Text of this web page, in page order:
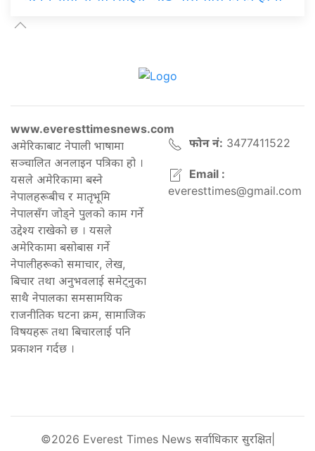
www.everesttimesnews.com
अमेरिकाबाट नेपाली भाषामा
सञ्चालित अनलाइन पत्रिका हो ।
यसले अमेरिकामा बस्ने
नेपालहरूबीच र मातृभूमि
नेपालसँग जोड्ने पुलको काम गर्ने
उद्देश्य राखेको छ । यसले
अमेरिकामा बसोबास गर्ने
नेपालीहरूको समाचार, लेख,
बिचार तथा अनुभवलाई समेट्नुका
साथै नेपालका समसामयिक
राजनीतिक घटना क्रम, सामाजिक
विषयहरू तथा बिचारलाई पनि
प्रकाशन गर्दछ ।
फोन नं: 3477411522
Email :
everesttimes@gmail.com
©2026 Everest Times News सर्वाधिकार सुरक्षित|